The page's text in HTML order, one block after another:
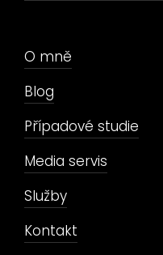
O mně
Blog
Případové studie
Media servis
Služby
Kontakt